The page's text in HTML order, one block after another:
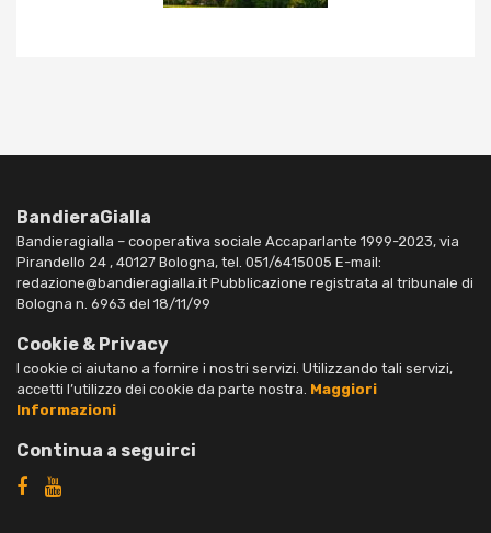
BandieraGialla
Bandieragialla – cooperativa sociale Accaparlante 1999-2023, via
Pirandello 24 , 40127 Bologna, tel. 051/6415005 E-mail:
redazione@bandieragialla.it Pubblicazione registrata al tribunale di
Bologna n. 6963 del 18/11/99
Cookie & Privacy
I cookie ci aiutano a fornire i nostri servizi. Utilizzando tali servizi,
accetti l’utilizzo dei cookie da parte nostra. Maggiori
Informazioni
Continua a seguirci